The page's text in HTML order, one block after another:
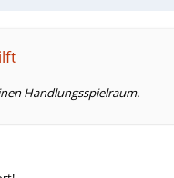
Handlungsspielraum.